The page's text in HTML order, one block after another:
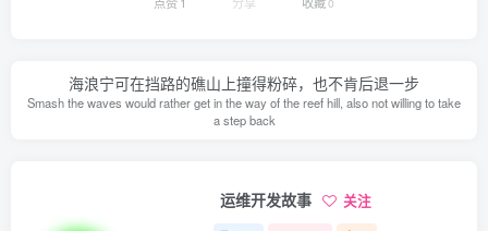
海浪宁可在挡路的礁山上撞得粉碎，也不肯后退一步
Smash the waves would rather get in the way of the reef hill, also not willing to take
a step back
运维开发故事 关注